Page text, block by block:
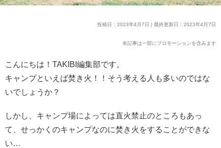
投稿日：2023年4月7日 | 最終更新日：2023年4月7日
本記事は一部にプロモーションを含みます
こんにちは！TAKIBI編集部です。
キャンプといえば焚き火！！そう考える人も多いのではな
いでしょうか？
しかし、キャンプ場によっては直火禁止のところもあっ
て、せっかくのキャンプなのに焚き火をすることができな
い…